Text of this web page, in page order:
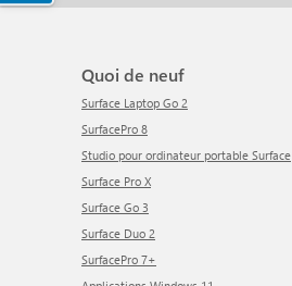
Quoi de neuf
Surface Laptop Go 2
SurfacePro 8
Studio pour ordinateur portable Surface
Surface Pro X
Surface Go 3
Surface Duo 2
SurfacePro 7+